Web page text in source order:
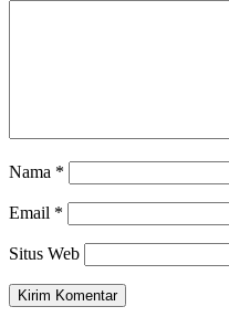
Nama *
Email *
Situs Web